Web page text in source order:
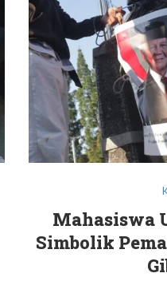
Mahasiswa
Simbolik